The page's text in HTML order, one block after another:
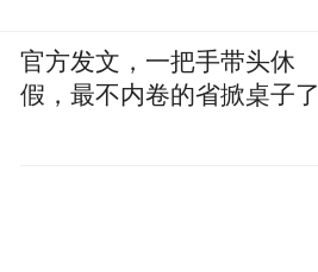
官方发文，一把手带头休
假，最不内卷的省掀桌子了